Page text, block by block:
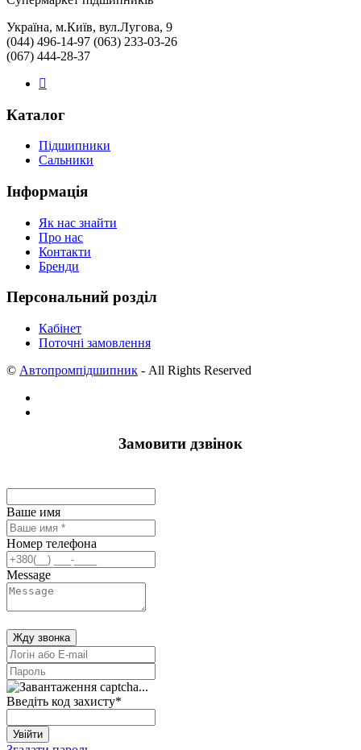
Україна, м.Київ, вул.Лугова, 9
(044) 496-14-97 (063) 233-03-26
(067) 444-28-37
Каталог
Підшипники
Сальники
Інформація
Як нас знайти
Про нас
Контакти
Бренди
Персональний розділ
Кабінет
Поточні замовлення
© Автопромпідшипник - All Rights Reserved
Замовити дзвінок
Ваше имя
Номер телефона
Message
Жду звонка
Введіть код захисту*
Увійти